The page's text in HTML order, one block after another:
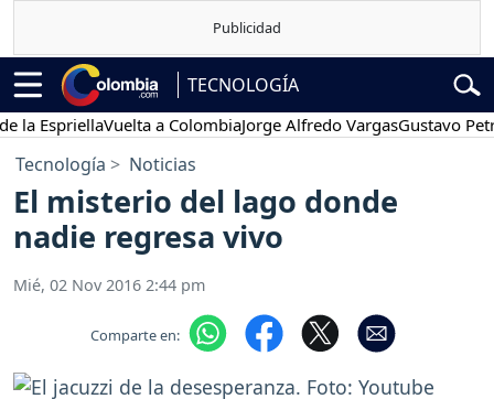
TECNOLOGÍA
EspriellaVuelta a ColombiaJorge Alfredo VargasGustavo Petro
Tecnología Noticias
El misterio del lago donde
nadie regresa vivo
Mié, 02 Nov 2016 2:44 pm
Comparte en: